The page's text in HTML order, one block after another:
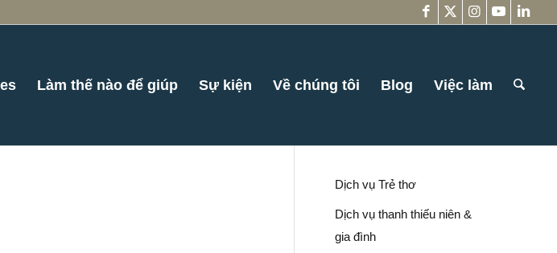
Làm thế nào để giúp Sự kiện Về chúng tôi Blog Việc làm
Dịch vụ Trẻ thơ
Dịch vụ thanh thiếu niên &
gia đình